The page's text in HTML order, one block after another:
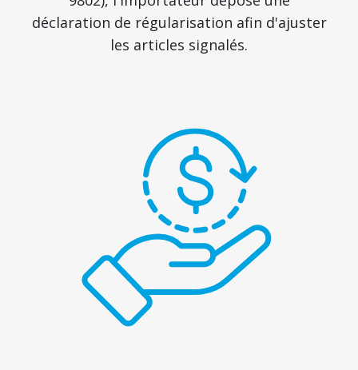
déclaration de régularisation afin d'ajuster
les articles signalés.